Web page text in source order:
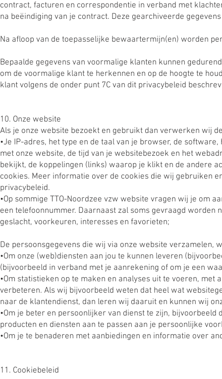
contract, facturen en correspondentie in verband met
na beëindiging van je contract. Deze gearchiveerde
Na afloop van de toepasselijke bewaartermijn(en) worden
Bepaalde gegevens van voormalige klanten kunnen
om de voormalige klant te herkennen en op de hoogte te
klant volgens de onder punt 7C van dit privacybeleid
10. Onze website
Als je onze website bezoekt en gebruikt dan verwerken wij
•Je IP-adres, het type en de taal van je browser, de
met onze website, de tijd van je websitebezoek en het
bekijkt, de koppelingen (links) waarop je klikt en de andere
cookies. Meer informatie over de cookies die wij gebruiken
privacybeleid.
•Op sommige TTO-Noordzee vzw website vragen wij je om
een telefoonnummer. Daarnaast zal soms gevraagd
geslacht, voorkeuren, interesses en favorieten;
De persoonsgegevens die wij via onze website verzamelen,
•Om onze (web)diensten aan jou te kunnen leveren
(bijvoorbeeld in verband met je aanrekening of om je een
•Om statistieken op te maken en analyses uit te voeren,
verbeteren. Als wij bijvoorbeeld weten dat heel wat
naar de klantendienst, dan leren wij daaruit en kunnen wij
•Om je beter en persoonlijker van dienst te zijn,
producten en diensten aan te passen aan je persoonlijke
•Om je te benaderen met aanbiedingen en informatie over
11. Cookiebeleid